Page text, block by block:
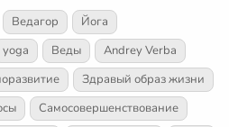
Ведагор
Йога
yoga Веды
Andrey Verba
Здравый образ жизни
Самосовершенствование